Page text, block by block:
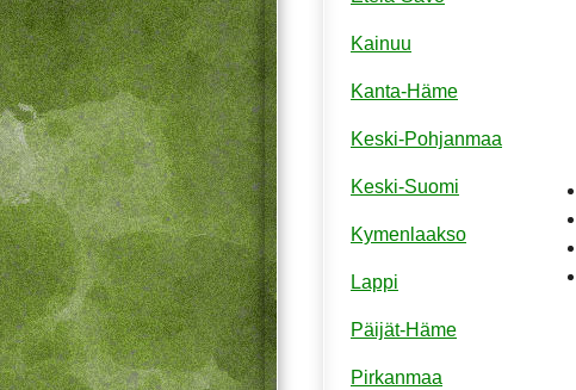
Kainuu
Kanta-Häme
Keski-Pohjanmaa
Keski-Suomi
Kymenlaakso
Lappi
Päijät-Häme
Pirkanmaa